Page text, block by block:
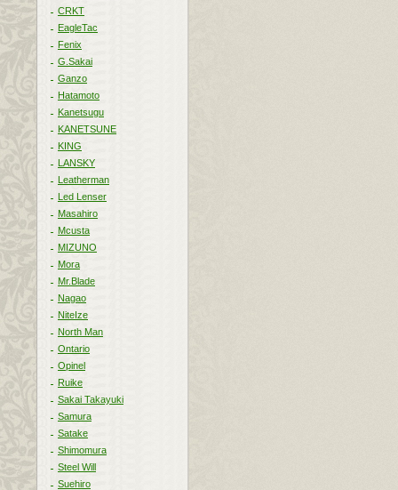
CRKT
EagleTac
Fenix
G.Sakai
Ganzo
Hatamoto
Kanetsugu
KANETSUNE
KING
LANSKY
Leatherman
Led Lenser
Masahiro
Mcusta
MIZUNO
Mora
Mr.Blade
Nagao
NiteIze
North Man
Ontario
Opinel
Ruike
Sakai Takayuki
Samura
Satake
Shimomura
Steel Will
Suehiro